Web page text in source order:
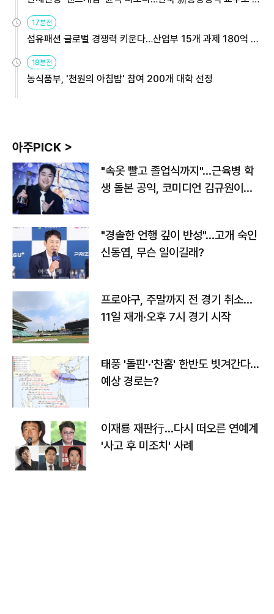
17분전
섬유패션 글로벌 경쟁력 키운다…산업부 15개 과제 180억 지
18분전
농식품부, '천원의 아침밥' 참여 200개 대학 선정
아주PICK >
"속옷 빨고 졸업식까지"…근육병 학
생 돌본 공익, 코미디언 김규원이었
"경솔한 언행 깊이 반성"…고개 숙인
신동엽, 무슨 일이길래?
프로야구, 주말까지 전 경기 취소…
11일 재개·오후 7시 경기 시작
태풍 '돌핀'·'찬홈' 한반도 빗겨간다…
예상 경로는?
이재룡 재판行…다시 떠오른 연예계
'사고 후 미조치' 사례